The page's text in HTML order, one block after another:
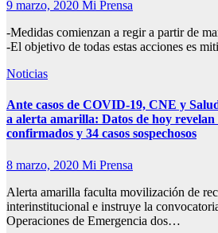
9 marzo, 2020 Mi Prensa
-Medidas comienzan a regir a partir de
-El objetivo de todas estas acciones es
Noticias
Ante casos de COVID-19, CNE y
a alerta amarilla: Datos de hoy revelan
confirmados y 34 casos sospechosos
8 marzo, 2020 Mi Prensa
Alerta amarilla faculta movilización de
interinstitucional e instruye la
Operaciones de Emergencia dos…